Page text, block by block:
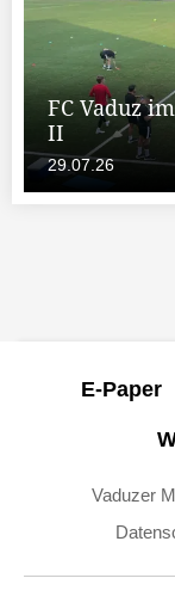
FC Vaduz
II
29.07.26
E-Paper
Vaduzer